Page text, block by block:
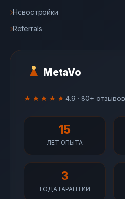
MetaVo
★★★★★ 4.9 · 80+ отзывов
15
ЛЕТ ОПЫТА
3
ГОДА ГАРАНТИИ
Новостройки
Referrals